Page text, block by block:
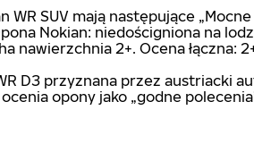
WR SUV mają następujące
Nokian: niedościgniona na
nawierzchnia 2+. Ocena łączna:
D3 przyznana przez austriacki
opony jako „godne